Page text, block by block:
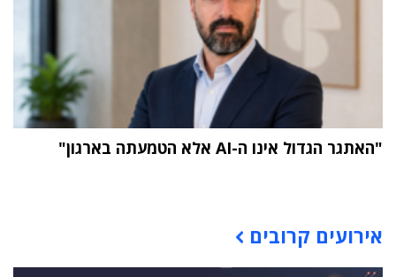
"האתגר הגדול אינו ה-AI אלא הטמעתה בארגון"
אירועים קרובים